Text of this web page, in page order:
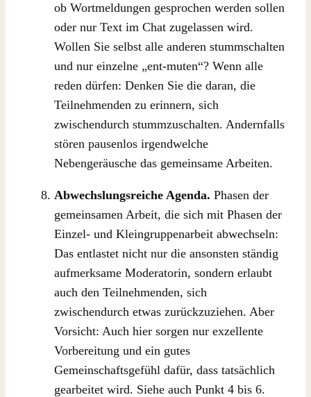
ob Wortmeldungen gesprochen werden sollen
oder nur Text im Chat zugelassen wird.
Wollen Sie selbst alle anderen stummschalten
und nur einzelne „ent-muten“? Wenn alle
reden dürfen: Denken Sie die daran, die
Teilnehmenden zu erinnern, sich
zwischendurch stummzuschalten. Andernfalls
stören pausenlos irgendwelche
Nebengeräusche das gemeinsame Arbeiten.
Abwechslungsreiche Agenda. Phasen der
gemeinsamen Arbeit, die sich mit Phasen der
Einzel- und Kleingruppenarbeit abwechseln:
Das entlastet nicht nur die ansonsten ständig
aufmerksame Moderatorin, sondern erlaubt
auch den Teilnehmenden, sich
zwischendurch etwas zurückzuziehen. Aber
Vorsicht: Auch hier sorgen nur exzellente
Vorbereitung und ein gutes
Gemeinschaftsgefühl dafür, dass tatsächlich
gearbeitet wird. Siehe auch Punkt 4 bis 6.